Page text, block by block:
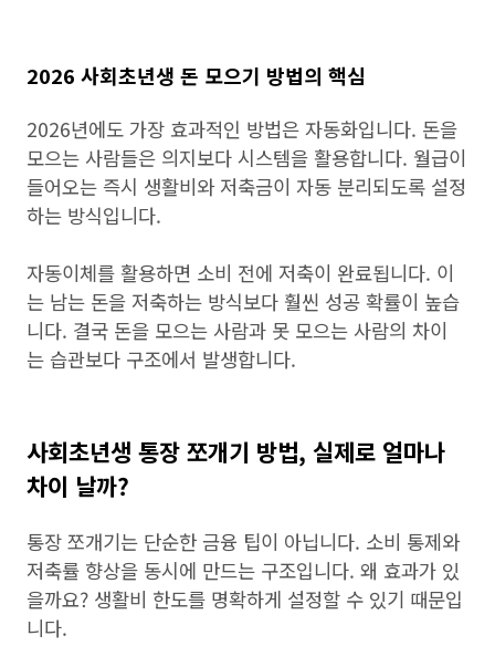
2026 사회초년생 돈 모으기 방법의 핵심
2026년에도 가장 효과적인 방법은 자동화입니다. 돈을
모으는 사람들은 의지보다 시스템을 활용합니다. 월급이
들어오는 즉시 생활비와 저축금이 자동 분리되도록 설정
하는 방식입니다.
자동이체를 활용하면 소비 전에 저축이 완료됩니다. 이
는 남는 돈을 저축하는 방식보다 훨씬 성공 확률이 높습
니다. 결국 돈을 모으는 사람과 못 모으는 사람의 차이
는 습관보다 구조에서 발생합니다.
사회초년생 통장 쪼개기 방법, 실제로 얼마나
차이 날까?
통장 쪼개기는 단순한 금융 팁이 아닙니다. 소비 통제와
저축률 향상을 동시에 만드는 구조입니다. 왜 효과가 있
을까요? 생활비 한도를 명확하게 설정할 수 있기 때문입
니다.